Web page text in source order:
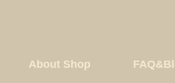
About Shop